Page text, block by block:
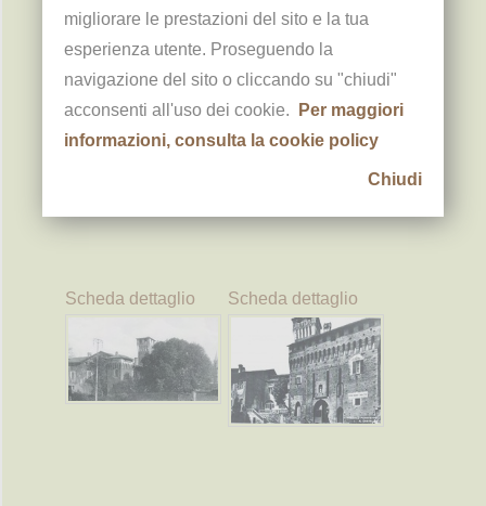
Scheda dettaglio Scheda dettaglio
migliorare le prestazioni del sito e la tua
esperienza utente. Proseguendo la
navigazione del sito o cliccando su "chiudi"
acconsenti all'uso dei cookie.
Per maggiori
informazioni, consulta la cookie policy
Chiudi